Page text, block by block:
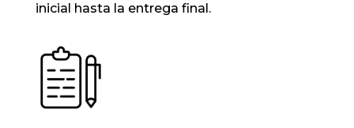
inicial hasta la entrega final.